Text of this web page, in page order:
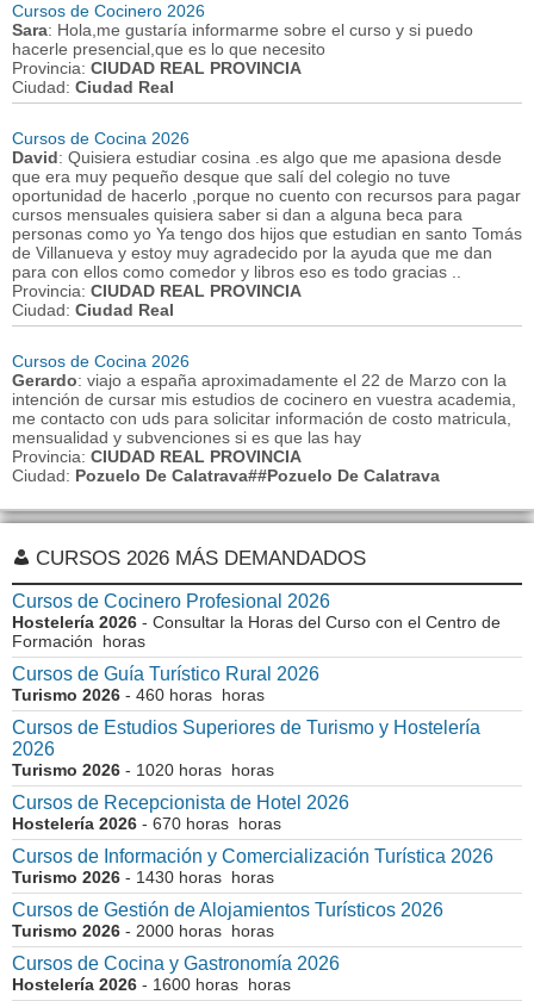
Cursos de Cocinero 2026
Sara: Hola,me gustaría informarme sobre el curso y si puedo
hacerle presencial,que es lo que necesito
Provincia: CIUDAD REAL PROVINCIA
Ciudad: Ciudad Real
Cursos de Cocina 2026
David: Quisiera estudiar cosina .es algo que me apasiona desde
que era muy pequeño desque que salí del colegio no tuve
oportunidad de hacerlo ,porque no cuento con recursos para pagar
cursos mensuales quisiera saber si dan a alguna beca para
personas como yo Ya tengo dos hijos que estudian en santo Tomás
de Villanueva y estoy muy agradecido por la ayuda que me dan
para con ellos como comedor y libros eso es todo gracias ..
Provincia: CIUDAD REAL PROVINCIA
Ciudad: Ciudad Real
Cursos de Cocina 2026
Gerardo: viajo a españa aproximadamente el 22 de Marzo con la
intención de cursar mis estudios de cocinero en vuestra academia,
me contacto con uds para solicitar información de costo matricula,
mensualidad y subvenciones si es que las hay
Provincia: CIUDAD REAL PROVINCIA
Ciudad: Pozuelo De Calatrava##pozuelo De Calatrava
CURSOS 2026 MÁS DEMANDADOS
Cursos de Cocinero Profesional 2026
Hostelería 2026 - Consultar la Horas del Curso con el Centro de
Formación horas
Cursos de Guía Turístico Rural 2026
Turismo 2026 - 460 horas horas
Cursos de Estudios Superiores de Turismo y Hostelería
2026
Turismo 2026 - 1020 horas horas
Cursos de Recepcionista de Hotel 2026
Hostelería 2026 - 670 horas horas
Cursos de Información y Comercialización Turística 2026
Turismo 2026 - 1430 horas horas
Cursos de Gestión de Alojamientos Turísticos 2026
Turismo 2026 - 2000 horas horas
Cursos de Cocina y Gastronomía 2026
Hostelería 2026 - 1600 horas horas